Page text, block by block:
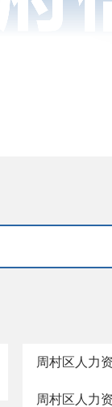
周村区人力
周村区人力